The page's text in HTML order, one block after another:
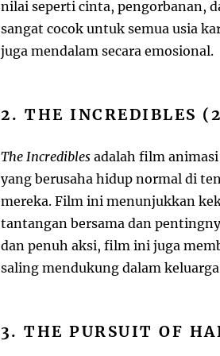
nilai seperti cinta, pengorbanan,
sangat cocok untuk semua usia
juga mendalam secara emosional.
2. THE INCREDIBLES
The Incrediblesadalah film animasi
yang berusaha hidup normal di
mereka. Film ini menunjukkan
tantangan bersama dan
dan penuh aksi, film ini juga
saling mendukung dalam
3. THE PURSUIT OF